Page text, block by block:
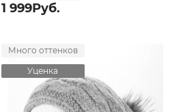
1 999Руб.
Много оттенков
Уценка